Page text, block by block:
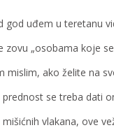
god uđem u teretanu
„osobama koje
ako želite na
se treba dati
vlakana, ove